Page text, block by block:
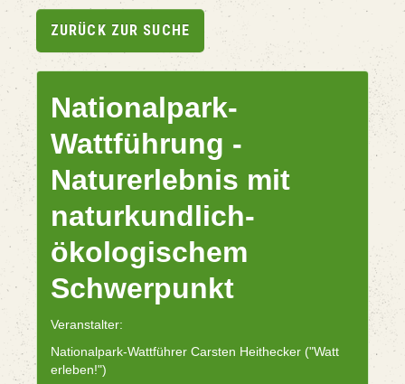
ZURÜCK ZUR SUCHE
Nationalpark-
Wattführung -
Naturerlebnis mit
naturkundlich-
ökologischem
Schwerpunkt
Veranstalter:
Nationalpark-Wattführer Carsten Heithecker ("Watt
erleben!")